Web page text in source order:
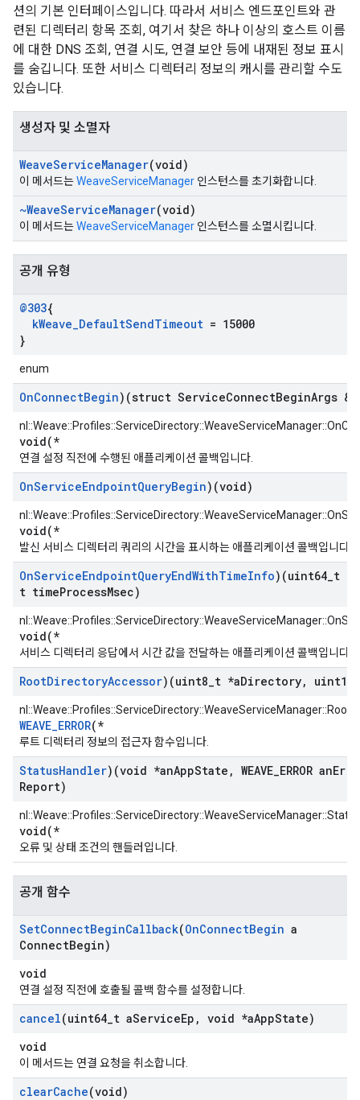
션의 기본 인터페이스입니다. 따라서 서비스 엔드포인트와 관
련된 디렉터리 항목 조회, 여기서 찾은 하나 이상의 호스트 이름
에 대한 DNS 조회, 연결 시도, 연결 보안 등에 내재된 정보 표시
를 숨깁니다. 또한 서비스 디렉터리 정보의 캐시를 관리할 수도
있습니다.
생성자 및 소멸자
WeaveServiceManager(void)
이 메서드는WeaveServiceManager 인스턴스를 초기화합니다.
~WeaveServiceManager(void)
이 메서드는WeaveServiceManager 인스턴스를 소멸시킵니다.
공개 유형
@303{
kWeave_DefaultSendTimeout = 15000
}
enum
OnConnectBegin)(struct ServiceConnectBeginArgs
void(*
연결 설정 직전에 수행된 애플리케이션 콜백입니다.
OnServiceEndpointQueryBegin)(void)
void(*
발신 서비스 디렉터리 쿼리의 시간을 표시하는 애플리케이션 콜백입니다.
OnServiceEndpointQueryEndWithTimeInfo)(uint64 t
t timeProcessMsec)
void(*
서비스 디렉터리 응답에서 시간 값을 전달하는 애플리케이션 콜백입니다.
RootDirectoryAccessor)(uint8 t *aDirectory, uint16
WEAVE_ERROR(*
루트 디렉터리 정보의 접근자 함수입니다.
StatusHandler)(void *anAppState , WEAVE ERROR an
Report)
void(*
오류 및 상태 조건의 핸들러입니다.
공개 함수
SetConnectBeginCallback(OnConnectBegin a
ConnectBegin)
void
연결 설정 직전에 호출될 콜백 함수를 설정합니다.
cancel(uint64 t aServiceEp , void *aAppState)
void
이 메서드는 연결 요청을 취소합니다.
clearCache(void)